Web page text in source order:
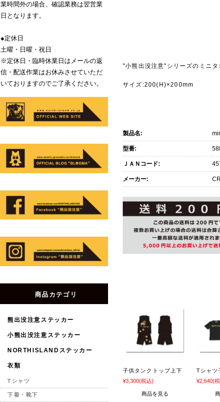
"小熊出没注意"シリーズのミニタ
サイズ:200(H)×200mm
製品名:
型番:
ＪＡＮコード:
メーカー:
子供タンクトップ上下
¥3,300(税込)
商品を見る
Tシャツ
¥2,640(
業時間外の場合、確認業務は翌営業
日となります。
●定休日
土曜・日曜・祝日
※定休日・臨時休業日はメールの返
信・配送作業はお休みさせていただ
いておりますのでご了承ください。
商品カテゴリ
熊出没注意ステッカー
小熊出没注意ステッカー
NORTHISLANDステッカー
衣類
Tシャツ
下着・靴下